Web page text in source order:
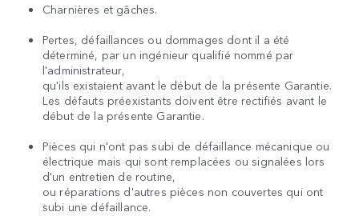
Charnières et gâches.
Pertes, défaillances ou dommages dont il a été
déterminé, par un ingénieur qualifié nommé par
l'administrateur,
qu'ils existaient avant le début de la présente Garantie.
Les défauts préexistants doivent être rectifiés avant le
début de la présente Garantie.
Pièces qui n'ont pas subi de défaillance mécanique ou
électrique mais qui sont remplacées ou signalées lors
d'un entretien de routine,
ou réparations d'autres pièces non couvertes qui ont
subi une défaillance.